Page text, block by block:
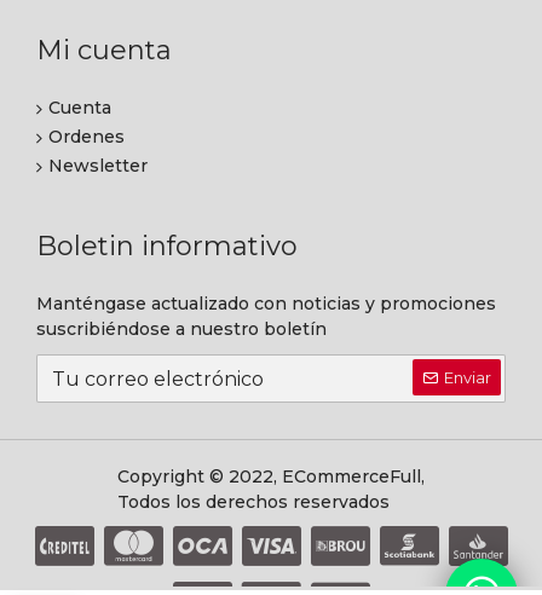
Mi cuenta
Cuenta
Ordenes
Newsletter
Boletin informativo
Manténgase actualizado con noticias y promociones
suscribiéndose a nuestro boletín
Enviar
Copyright © 2022, ECommerceFull,
Todos los derechos reservados